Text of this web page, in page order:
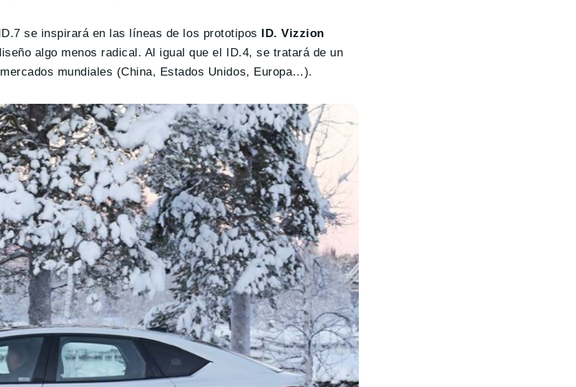
se inspirará en las líneas de los prototipos
ID. Vizzion
algo menos radical. Al igual que el ID.4, se tratará de un
mundiales (China, Estados Unidos, Europa…).